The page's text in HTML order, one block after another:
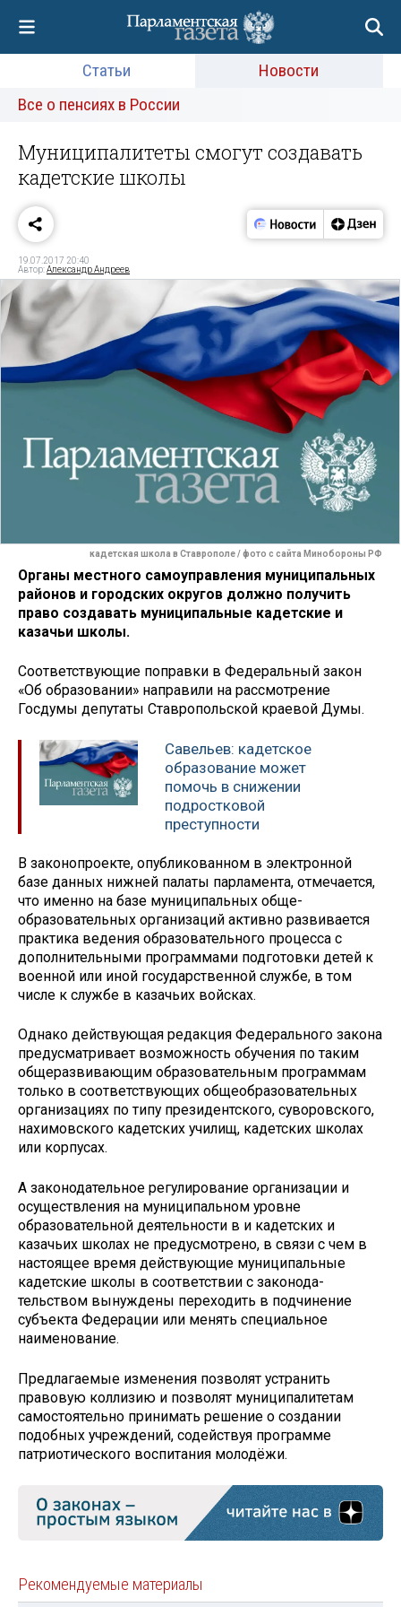
Статьи
Новости
Все о пенсиях в России
Муниципалитеты смогут создавать
кадетские школы
19.07.2017 20:40
Автор:Александр Андреев
кадетская школа в Ставрополе / фото с сайта Минобороны РФ
Органы местного самоуправления муници­пальных
районов и городских округов должно получить
право создавать муниципальные кадетские и
казачьи школы.
Соответствующие поправки в Федеральный закон
«Об образовании» направили на рассмотрение
Госдумы депутаты Ставропольской краевой Думы.
Савельев: кадетское
образование может
помочь в снижении
подростковой
преступности
В законопроекте, опубликованном в электронной
базе данных нижней палаты парламента, отмечается,
что именно на базе муниципальных обще­
образовательных организаций активно развивается
практика ве­дения образовательного процесса с
дополнительными про­граммами подготовки детей к
во­енной или иной государственной службе, в том
числе к службе в казачьих войсках.
Однако действующая редакция Федерального закона
предусматривает возможность обучения по таким
общеразвивающим образовательным программам
только в соответствующих общеобразовательных
организациях по типу президентского, суворовского,
нахимовского кадетских училищ, кадетских школах
или корпусах.
А законодательное регулирование организации и
осуществления на муниципальном уровне
образовательной деятельности в и кадетских и
казачьих школах не предусмотрено, в связи с чем в
настоящее время действующие муниципальные
кадетские школы в соответствии с законода­
тельством вынуждены переходить в подчинение
субъекта Федера­ции или менять специальное
наименование.
Предлагаемые изменения позволят устранить
правовую коллизию и позволят муниципалитетам
самостоятельно принимать решение о создании
подобных учреждений, содействуя программе
патриотического воспитания молодёжи.
Рекомендуемые материалы